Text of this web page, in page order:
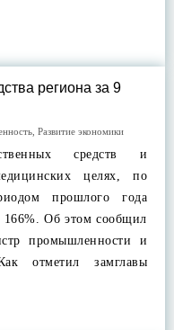
региона за 9
Развитие экономики
средств и
целях, по
прошлого года
166%. Об этом сообщил
промышленности и
отметил замглавы